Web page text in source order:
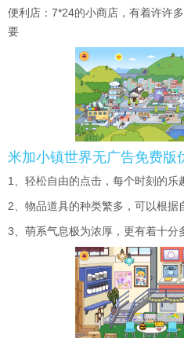
便利店：7*24的小商店，有着许许
要
米加小镇世界无广告免费版
1、轻松自由的点击，每个时刻的乐
2、物品道具的种类繁多，可以根据
3、萌系气息极为浓厚，更有着十分